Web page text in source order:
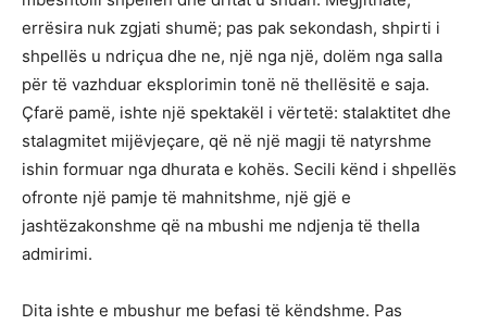
errësira nuk zgjati shumë; pas pak sekondash, shpirti i
shpellës u ndriçua dhe ne, një nga një, dolëm nga salla
për të vazhduar eksplorimin tonë në thellësitë e saja.
Çfarë pamë, ishte një spektakël i vërtetë: stalaktitet dhe
stalagmitet mijëvjeçare, që në një magji të natyrshme
ishin formuar nga dhurata e kohës. Secili kënd i shpellës
ofronte një pamje të mahnitshme, një gjë e
jashtëzakonshme që na mbushi me ndjenja të thella
admirimi.
Dita ishte e mbushur me befasi të këndshme. Pas